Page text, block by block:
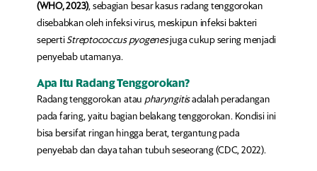
(WHO, 2023), sebagian besar kasus radang tenggorokan
disebabkan oleh infeksi virus, meskipun infeksi bakteri
sepertiStreptococcus pyogenesjuga cukup sering menjadi
penyebab utamanya.
Apa Itu Radang Tenggorokan?
Radang tenggorokan atau pharyngitisadalah peradangan
pada faring, yaitu bagian belakang tenggorokan. Kondisi ini
bisa bersifat ringan hingga berat, tergantung pada
penyebab dan daya tahan tubuh seseorang (CDC, 2022).